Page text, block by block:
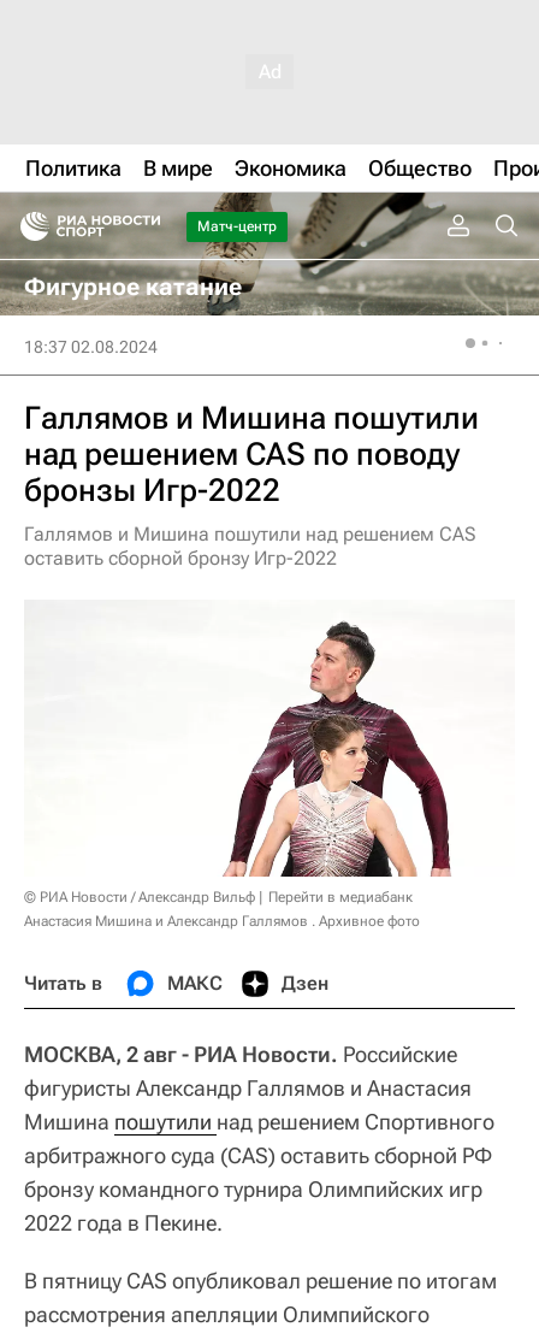
Политика В мире Экономика Общество
Матч-центр
Фигурное катание
18:37 02.08.2024
Галлямов и Мишина пошутили
над решением CAS по поводу
бронзы Игр-2022
Галлямов и Мишина пошутили над решением CAS
оставить сборной бронзу Игр-2022
© РИА Новости / Александр Вильф
Перейти в медиабанк
Анастасия Мишина и Александр Галлямов . Архивное фото
Читать в МАКС Дзен
МОСКВА, 2 авг - РИА Новости. Российские
фигуристы Александр Галлямов и Анастасия
Мишина пошутили над решением Спортивного
арбитражного суда (CAS) оставить сборной РФ
бронзу командного турнира Олимпийских игр
2022 года в Пекине.
В пятницу CAS опубликовал решение по итогам
рассмотрения апелляции Олимпийского